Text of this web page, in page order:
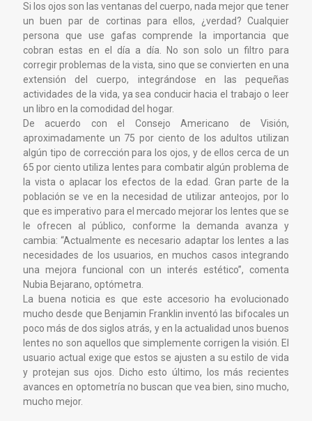
Si los ojos son las ventanas del cuerpo, nada mejor que tener
un buen par de cortinas para ellos, ¿verdad? Cualquier
persona que use gafas comprende la importancia que
cobran estas en el día a día. No son solo un filtro para
corregir problemas de la vista, sino que se convierten en una
extensión del cuerpo, integrándose en las pequeñas
actividades de la vida, ya sea conducir hacia el trabajo o leer
un libro en la comodidad del hogar.
De acuerdo con el Consejo Americano de Visión,
aproximadamente un 75 por ciento de los adultos utilizan
algún tipo de corrección para los ojos, y de ellos cerca de un
65 por ciento utiliza lentes para combatir algún problema de
la vista o aplacar los efectos de la edad. Gran parte de la
población se ve en la necesidad de utilizar anteojos, por lo
que es imperativo para el mercado mejorar los lentes que se
le ofrecen al público, conforme la demanda avanza y
cambia: “Actualmente es necesario adaptar los lentes a las
necesidades de los usuarios, en muchos casos integrando
una mejora funcional con un interés estético”, comenta
Nubia Bejarano, optómetra.
La buena noticia es que este accesorio ha evolucionado
mucho desde que Benjamin Franklin inventó las bifocales un
poco más de dos siglos atrás, y en la actualidad unos buenos
lentes no son aquellos que simplemente corrigen la visión. El
usuario actual exige que estos se ajusten a su estilo de vida
y protejan sus ojos. Dicho esto último, los más recientes
avances en optometría no buscan que vea bien, sino mucho,
mucho mejor.